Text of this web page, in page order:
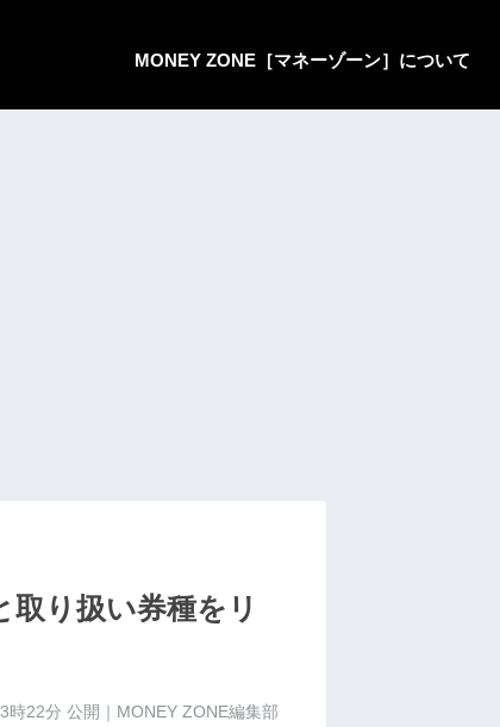
MONEY ZONE［マネーゾーン］について
取り扱い券種をリ
時22分 公開｜MONEY ZONE編集部